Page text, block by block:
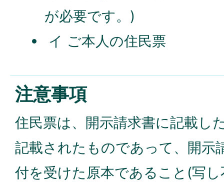
が必要です。)
イ ご本人の住民票
注意事項
住民票は、開示請求書に記載し
記載されたものであって、開示
付を受けた原本であること(写し